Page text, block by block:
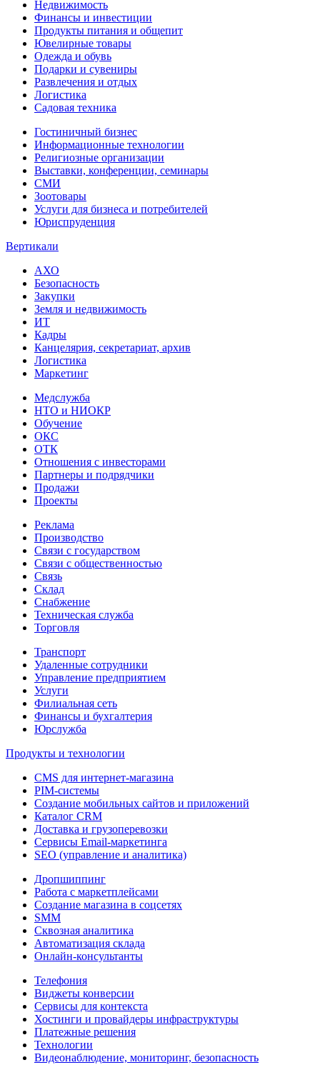
Недвижимость
Финансы и инвестиции
Продукты питания и общепит
Ювелирные товары
Одежда и обувь
Подарки и сувениры
Развлечения и отдых
Логистика
Садовая техника
Гостиничный бизнес
Информационные технологии
Религиозные организации
Выставки, конференции, семинары
СМИ
Зоотовары
Услуги для бизнеса и потребителей
Юриспруденция
Вертикали
АХО
Безопасность
Закупки
Земля и недвижимость
ИТ
Кадры
Канцелярия, секретариат, архив
Логистика
Маркетинг
Медслужба
НТО и НИОКР
Обучение
ОКС
ОТК
Отношения с инвесторами
Партнеры и подрядчики
Продажи
Проекты
Реклама
Производство
Связи с государством
Связи с общественностью
Связь
Склад
Снабжение
Техническая служба
Торговля
Транспорт
Удаленные сотрудники
Управление предприятием
Услуги
Филиальная сеть
Финансы и бухгалтерия
Юрслужба
Продукты и технологии
CMS для интернет-магазина
PIM-системы
Создание мобильных сайтов и приложений
Каталог CRM
Доставка и грузоперевозки
Сервисы Email-маркетинга
SEO (управление и аналитика)
Дропшиппинг
Работа с маркетплейсами
Создание магазина в соцсетях
SMM
Сквозная аналитика
Автоматизация склада
Онлайн-консультанты
Телефония
Виджеты конверсии
Сервисы для контекста
Хостинги и провайдеры инфраструктуры
Платежные решения
Технологии
Видеонаблюдение, мониторинг, безопасность